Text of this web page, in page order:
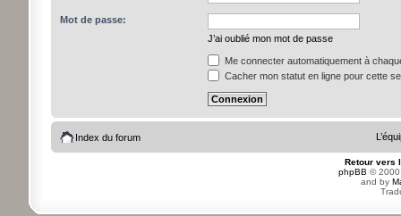
Mot de passe:
J’ai oublié mon mot de passe
Me connecter automatiquement à
Cacher mon statut en ligne pour cette
Index du forum
Retour vers
phpBB ©
and by